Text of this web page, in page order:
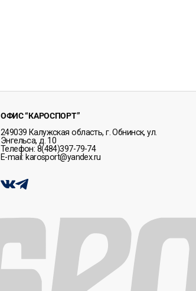
ОФИС “КАРОСПОРТ”
249039 Калужская область, г. Обнинск, ул.
Энгельса, д. 10
Телефон: 8(484)397-79-74
E-mail: karosport@yandex.ru